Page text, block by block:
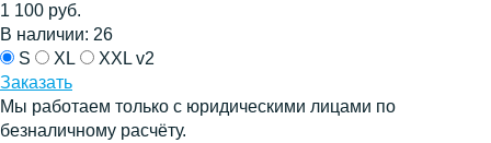
1 100 руб.
В наличии: 26
S
XL
XXL v2
Заказать
Мы работаем только с юридическими лицами по
безналичному расчёту.